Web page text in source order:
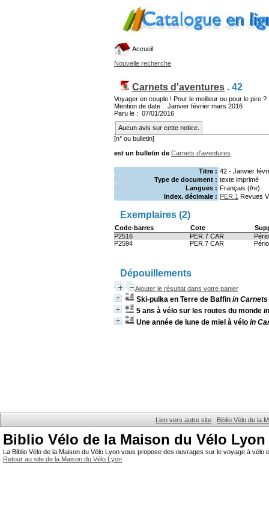
Accueil
Nouvelle recherche
Carnets d'aventures . 42
Voyager en couple ! Pour le meilleur ou pour le pire ?
Mention de date : Janvier février mars 2016
Paru le : 07/01/2016
Aucun avis sur cette notice.
[n° ou bulletin]
est un bulletin de Carnets d'aventures
Titre : 42 - Janvier
Type de document : texte imprimé
Langues : Français (fre)
Index. décimale : PER.1 Revues
Exemplaires (2)
Code-barres Cote
P2516
PER.7 CAR
P2594
PER.7 CAR
Dépouillements
Ajouter le résultat dans votre panier
Ski-pulka en Terre de Baffin in
5 ans à vélo sur les routes du monde
Une année de lune de miel à vélo in
Lien vers autre site Biblio Vélo de la
Biblio Vélo de la Maison du Vélo Lyon
La Biblio Vélo de la Maison du Vélo Lyon vous propose des ouvrages sur le voyage à
Retour au site de la Maison du Vélo Lyon